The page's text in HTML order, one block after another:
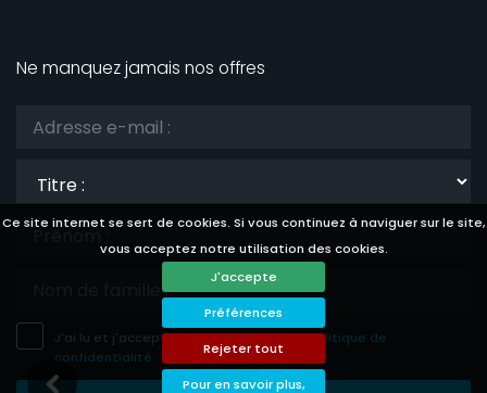
Ce site internet se sert de cookies. Si vous continuez à naviguer sur le site,
vous acceptez notre utilisation des cookies.
J'accepte
Préférences
Rejeter tout
Pour en savoir plus,
Ne manquez jamais nos offres
J'ai lu et j'accepte lesavis légaleet lapolitique de
confidentialité